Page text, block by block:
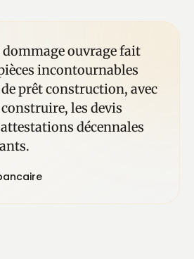
ouvrage fait
incontournables
prêt construction, avec
les devis
décennales